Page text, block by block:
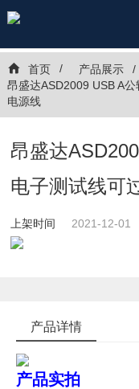
首页 产品展示
昂盛达ASD2009 USB A
电源线
昂盛达
电子测试线可
上架时间 2021-12-01
产品详情
产品实拍